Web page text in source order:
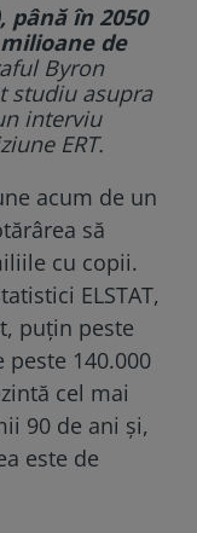
până în 2050
de
Byron
studiu asupra
interviu
ERT.
acum de un
să
cu copii.
ELSTAT,
puţin peste
140.000
cel mai
90 de ani şi,
este de